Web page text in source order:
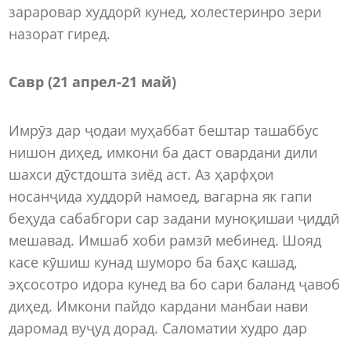
зараровар худдорӣ кунед, холестеринро зери
назорат гиред.
Савр (21 апрел-21 май)
Имрӯз дар ҷодаи муҳаббат бештар ташаббус
нишон диҳед, имкони ба даст овардани дили
шахси дӯстдошта зиёд аст. Аз ҳарфҳои
носанҷида худдорӣ намоед, вагарна як гапи
беҳуда сабабгори сар задани муноқишаи ҷиддӣ
мешавад. Имшаб хоби рамзӣ мебинед. Шояд
касе кӯшиш кунад шуморо ба баҳс кашад,
эҳсосотро идора кунед ва бо сари баланд ҷавоб
диҳед. Имкони пайдо кардани манбаи нави
даромад вуҷуд дорад. Саломатии худро дар